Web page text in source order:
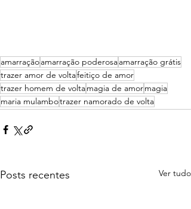
amarraçãoamarração poderosaamarração grátis
trazer amor de voltafeitiço de amor
trazer homem de voltamagia de amormagia
maria mulambotrazer namorado de volta
Posts recentes Ver tudo